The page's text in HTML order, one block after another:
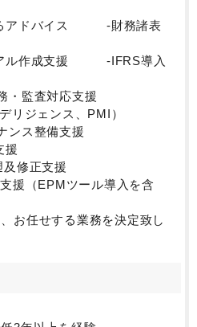
したいけど、何が自分に合
めて自分の価値を上げたい
ける法人ですので、ぜひお
るアドバイス -財務諸表
アル作成支援 -IFRS導入
・監査対応支援
リジェンス、PMI）
ンス整備支援
援
修正支援
援（EPMツール導入を含
お任せする業務を決定致し